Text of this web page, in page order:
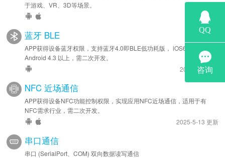
于游戏、VR、3D等场景。
蓝牙 BLE
APP获得设备蓝牙权限，支持蓝牙4.0即BLE低功耗版， iOS6.0 、
Android 4.3 以上，需二次开发。
2024-4-3 更新
NFC 近场通信
APP获得设备NFC功能控制权限，实现应用NFC近场通信，适用于有
NFC需求行业，需二次开发。
2025-5-13 更新
串口通信
串口 (SerialPort、COM) 双向数据读写通信